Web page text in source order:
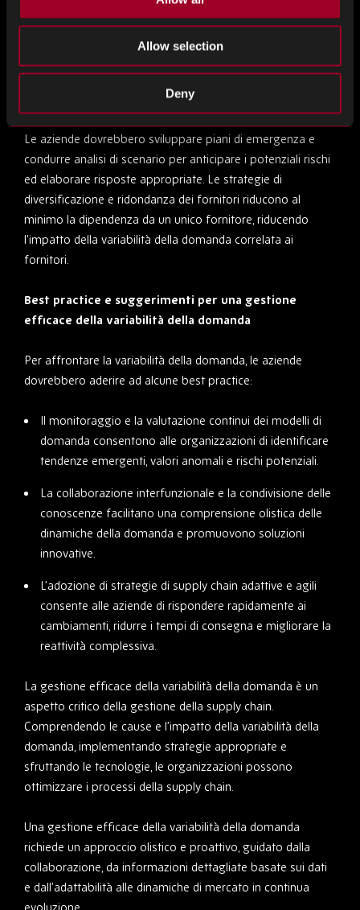
Allow selection
Deny
anche la mitigazione dei rischi associati a modelli di
domanda imprevedibili. L’inventario tampone e le scorte di
continuità dell’approvvigionamento durante i periodi di
forte domanda o interruzioni dell’offerta.
Le aziende dovrebbero sviluppare piani di emergenza e
condurre analisi di scenario per anticipare i potenziali rischi
ed elaborare risposte appropriate. Le strategie di
diversificazione e ridondanza dei fornitori riducono al
minimo la dipendenza da un unico fornitore, riducendo
l’impatto della variabilità della domanda correlata ai
fornitori.
Best practice e suggerimenti per una gestione
efficace della variabilità della domanda
Per affrontare la variabilità della domanda, le aziende
dovrebbero aderire ad alcune best practice:
Il monitoraggio e la valutazione continui dei modelli di
domanda consentono alle organizzazioni di identificare
tendenze emergenti, valori anomali e rischi potenziali.
La collaborazione interfunzionale e la condivisione delle
conoscenze facilitano una comprensione olistica delle
dinamiche della domanda e promuovono soluzioni
innovative.
L’adozione di strategie di supply chain adattive e agili
consente alle aziende di rispondere rapidamente ai
cambiamenti, ridurre i tempi di consegna e migliorare la
reattività complessiva.
La gestione efficace della variabilità della domanda è un
aspetto critico della gestione della supply chain.
Comprendendo le cause e l’impatto della variabilità della
domanda, implementando strategie appropriate e
sfruttando le tecnologie, le organizzazioni possono
ottimizzare i processi della supply chain.
Una gestione efficace della variabilità della domanda
richiede un approccio olistico e proattivo, guidato dalla
collaborazione, da informazioni dettagliate basate sui dati
e dall’adattabilità alle dinamiche di mercato in continua